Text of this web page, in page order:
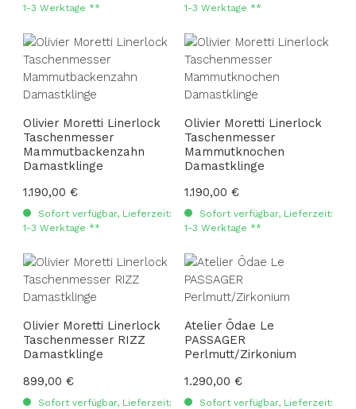
1-3 Werktage **
1-3 Werktage **
Olivier Moretti Linerlock
Taschenmesser
Mammutbackenzahn
Damastklinge
Regulärer Preis:
1.190,00 €
Sofort verfügbar, Lieferzeit:
1-3 Werktage **
Olivier Moretti Linerlock
Taschenmesser
Mammutknochen
Damastklinge
Regulärer Preis:
1.190,00 €
Sofort verfügbar, Lieferzeit:
1-3 Werktage **
Olivier Moretti Linerlock
Taschenmesser RIZZ
Damastklinge
Regulärer Preis:
899,00 €
Sofort verfügbar, Lieferzeit:
Atelier Ôdae Le
PASSAGER
Perlmutt/Zirkonium
Regulärer Preis:
1.290,00 €
Sofort verfügbar, Lieferzeit: